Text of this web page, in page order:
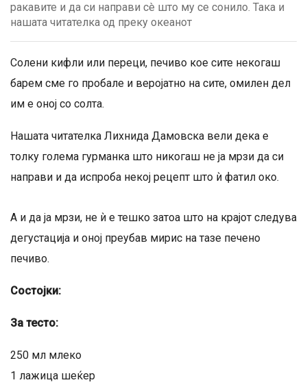
ракавите и да си направи сè што му се сонило. Така и
нашата читателка од преку океанот
Солени кифли или переци, печиво кое сите некогаш
барем сме го пробале и веројатно на сите, омилен дел
им е оној со солта.
Нашата читателка Лихнида Дамовска вели дека е
толку голема гурманка што никогаш не ја мрзи да си
направи и да испроба некој рецепт што ѝ фатил око.
А и да ја мрзи, не ѝ е тешко затоа што на крајот следува
дегустација и оној преубав мирис на тазе печено
печиво.
Состојки:
За тесто:
250 мл млеко
1 лажица шеќер